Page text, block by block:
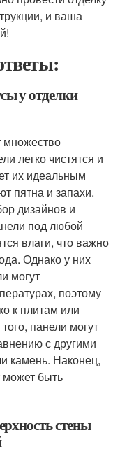
и ваша
у отделки
множество
легко чистятся и
их идеальным
пятна и запахи.
дизайнов и
под любой
влаги, что важно
Однако у них
могут
поэтому
к плитам или
панели могут
с другими
камень. Наконец,
может быть
стены